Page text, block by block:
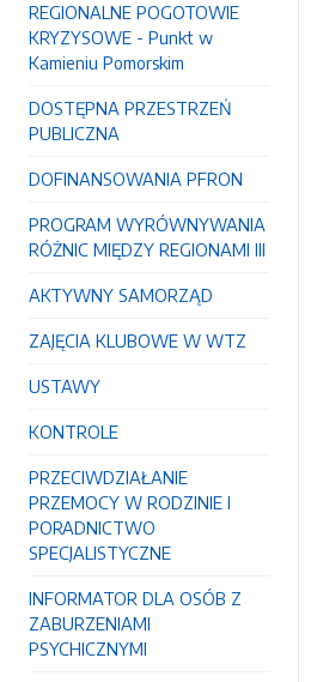
REGIONALNE POGOTOWIE
KRYZYSOWE - Punkt w
Kamieniu Pomorskim
DOSTĘPNA PRZESTRZEŃ
PUBLICZNA
DOFINANSOWANIA PFRON
PROGRAM WYRÓWNYWANIA
RÓŻNIC MIĘDZY REGIONAMI III
AKTYWNY SAMORZĄD
ZAJĘCIA KLUBOWE W WTZ
USTAWY
KONTROLE
PRZECIWDZIAŁANIE
PRZEMOCY W RODZINIE I
PORADNICTWO
SPECJALISTYCZNE
INFORMATOR DLA OSÓB Z
ZABURZENIAMI
PSYCHICZNYMI